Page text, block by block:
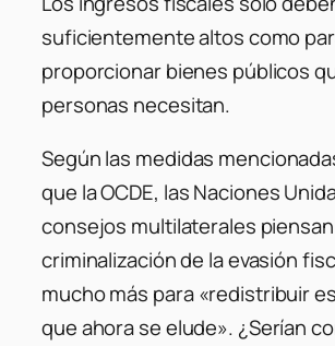
suficientemente altos como
proporcionar bienes públicos
personas necesitan.
Según las medidas
que la OCDE, las Naciones
consejos multilaterales
criminalización de la evasión
mucho más para «redistribuir
que ahora se elude». ¿Serían